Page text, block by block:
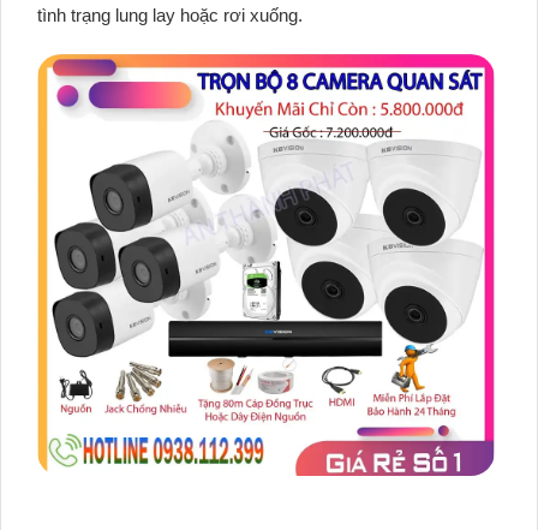
tình trạng lung lay hoặc rơi xuống.